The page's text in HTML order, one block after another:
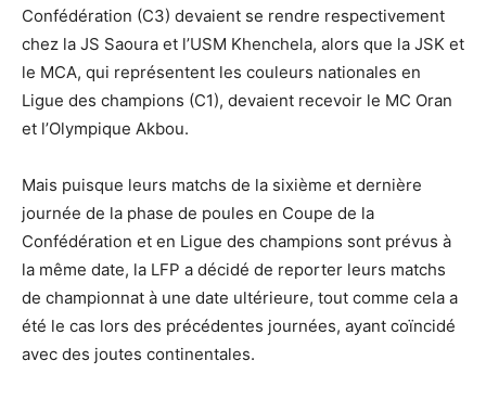
Confédération (C3) devaient se rendre respectivement
chez la JS Saoura et l’USM Khenchela, alors que la JSK et
le MCA, qui représentent les couleurs nationales en
Ligue des champions (C1), devaient recevoir le MC Oran
et l’Olympique Akbou.
Mais puisque leurs matchs de la sixième et dernière
journée de la phase de poules en Coupe de la
Confédération et en Ligue des champions sont prévus à
la même date, la LFP a décidé de reporter leurs matchs
de championnat à une date ultérieure, tout comme cela a
été le cas lors des précédentes journées, ayant coïncidé
avec des joutes continentales.